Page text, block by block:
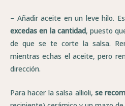
– Añadir aceite en un leve hilo.
excedas en la cantidad, puesto
de que se te corte la salsa.
mientras echas el aceite, pero
dirección.
Para hacer la salsa allioli, se